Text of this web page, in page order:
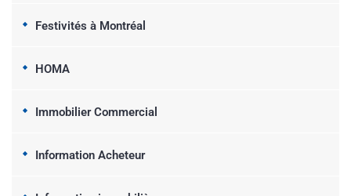
Festivités à Montréal
HOMA
Immobilier Commercial
Information Acheteur